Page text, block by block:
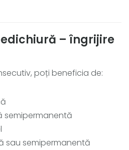
– îngrijire
poți beneficia de:
semipermanentă
sau semipermanentă